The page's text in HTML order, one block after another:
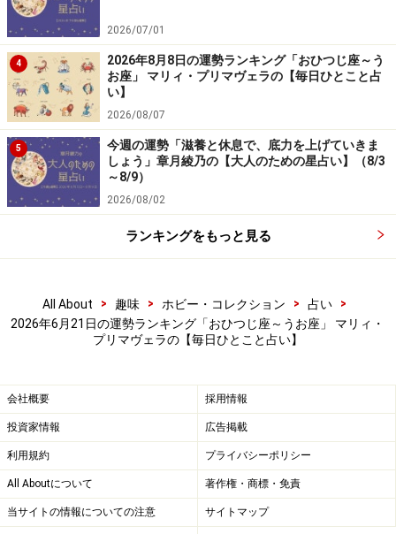
6位：しし座／獅子座（7月23日～8月22日
生まれ）
ハメをはずすと周囲から敬遠されそう。今日は控えめに
＞【12星座別】今月の「仕事＆金運」1位の星座は？
日生まれ）
共通の趣味を持つ友人と語り合おう。親密度が急激にア
ップ！
2026/07/01
4
2026年8月8日の運勢ランキング「おひつじ座～う
お座」 マリィ・プリマヴェラの【毎日ひとこと占
い】
2026/08/07
5
今週の運勢「滋養と休息で、底力を上げていきま
しょう」章月綾乃の【大人のための星占い】（8/3
～8/9）
2026/08/02
ランキングをもっと見る
All About > 趣味 > ホビー・コレクション > 占い
>
2026年6月21日の運勢ランキング「おひつじ座～うお座」 マリィ・
プリマヴェラの【毎日ひとこと占い】
会社概要 採用情報
投資家情報 広告掲載
利用規約 プライバシーポリシー
All Aboutについて 著作権・商標・免責
当サイトの情報についての注意 サイトマップ